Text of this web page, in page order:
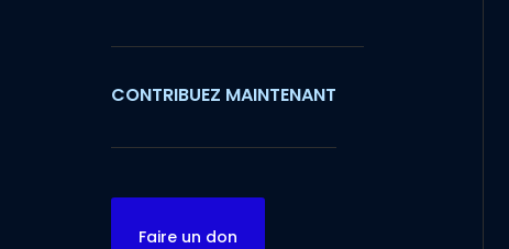
CONTRIBUEZ MAINTENANT
Faire un don